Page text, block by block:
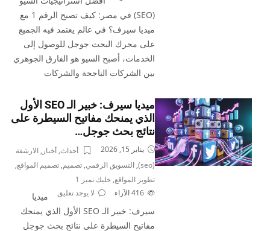
(SEO) في مصر: كيف تصبح الرقم 1 مع
ميديا سيرف؟ في عالم يعتمد فيه الجميع
على محرك البحث جوجل للوصول إلى
الخدمات، أصبح السيو هو الفارق الجوهري
بين الشركات الناجحة والشركات
ميديا سيرف: خبير الـ SEO الأول
الذي يمنحك مفاتيح السيطرة على
نتائج بحث جوجل…
يناير 15, 2026 أحداث,أخبار ,الارشفة
(seo)
,التسويق الرقمي,تصميم,تصميم المواقع,
تطوير المواقع,خليك نمبر 1
لا يوجد تعليق
416 الآراء
ميديا
سيرف: خبير الـ SEO الأول الذي يمنحك
مفاتيح السيطرة على نتائج بحث جوجل